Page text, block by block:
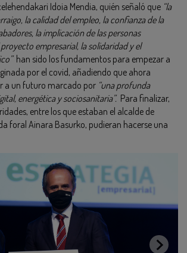
Idoia Mendia, quién señaló que “la
la calidad del empleo, la confianza de la
la implicación de las personas
empresarial, la solidaridad y el
han sido los fundamentos para empezar a
por el covid, añadiendo que ahora
a un futuro marcado por “una profunda
energética y sociosanitaria”. Para finalizar,
entre los que estaban el alcalde de
foral Ainara Basurko, pudieran hacerse una